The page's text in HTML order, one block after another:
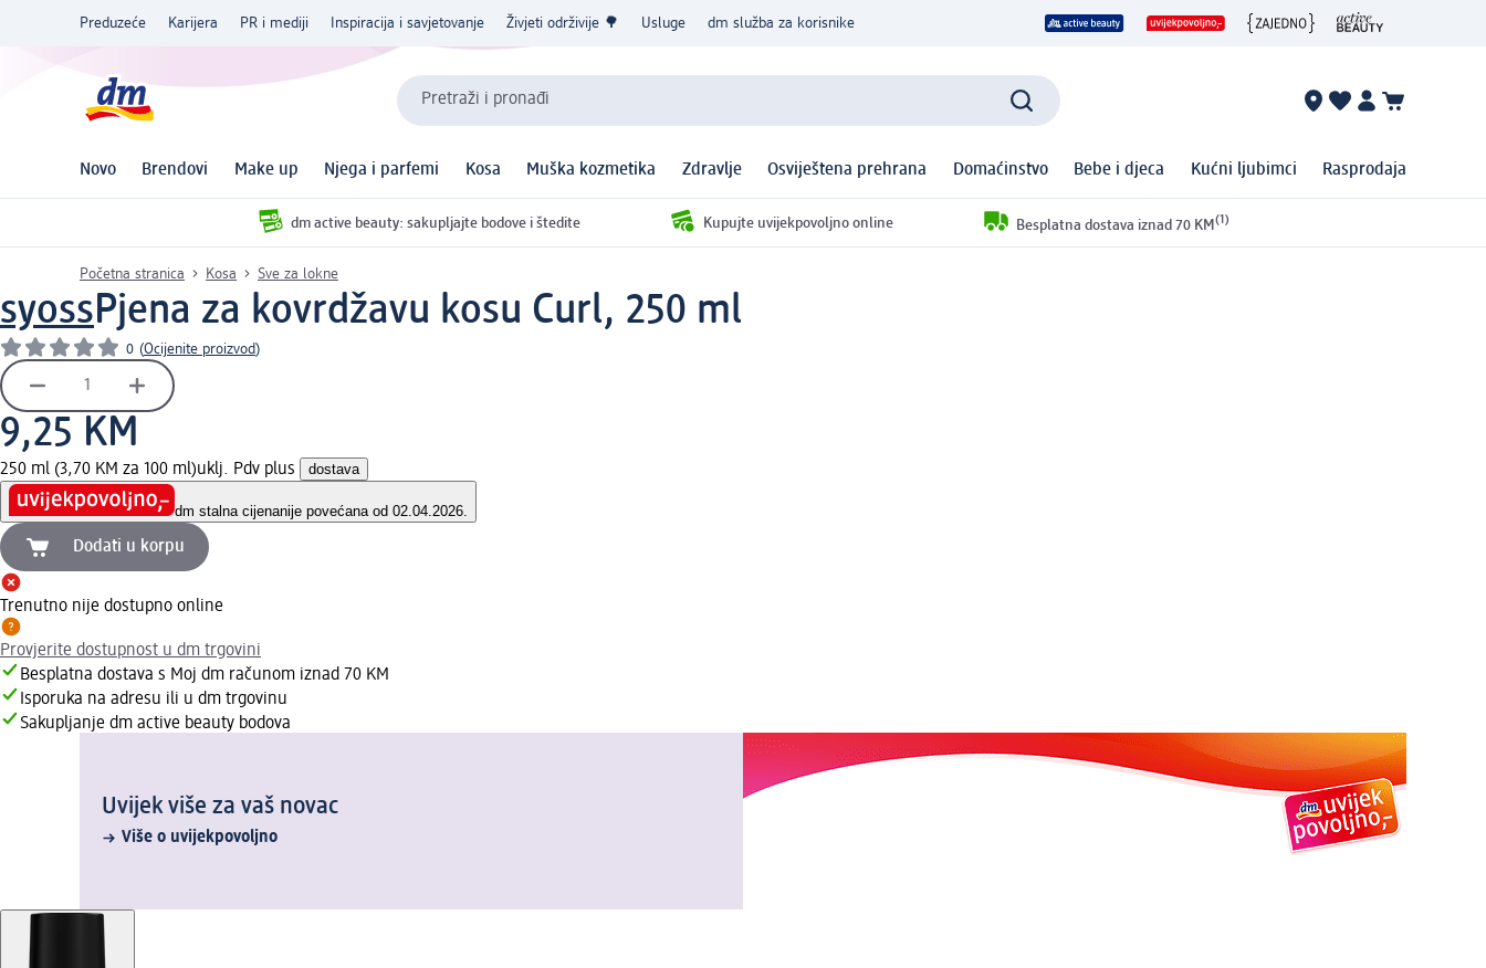
Preduzeće Karijera PR i mediji Inspiracija i savjetovanje Živjeti održivije 🌳 Usluge dm služba za korisnike
Pretraži i pronađi
Novo Brendovi Make up Njega i parfemi Kosa Muška kozmetika Zdravlje Osviještena prehrana Domaćinstvo Bebe i djeca Kućni ljubimci Rasprodaja
dm active beauty: sakupljajte bodove i štedite Kupujte uvijekpovoljno online Besplatna dostava iznad 70 KM (1)
Početna stranica Kosa Sve za lokne
syossPjena za kovrdžavu kosu Curl, 250 ml
0 (Ocijenite proizvod)
9,25 KM
250 ml (3,70 KM za 100 ml)uklj. Pdv plus dostava
dm stalna cijenanije povećana od 02.04.2026.
Dodati u korpu
Trenutno nije dostupno online
Provjerite dostupnost u dm trgovini
Besplatna dostava s Moj dm računom iznad 70 KM
Isporuka na adresu ili u dm trgovinu
Sakupljanje dm active beauty bodova
Uvijek više za vaš novac
Više o uvijekpovoljno